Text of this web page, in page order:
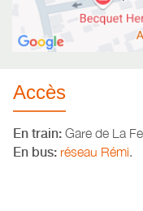
Accès
En train: Gare de La
En bus: réseau Rémi.